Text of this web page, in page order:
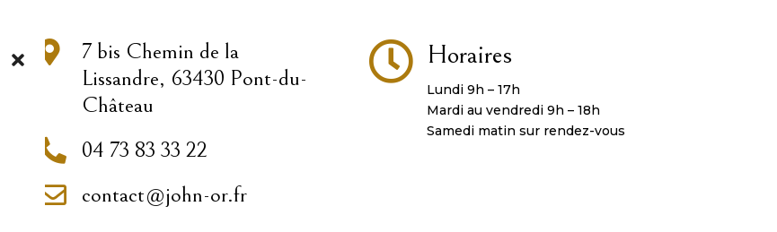

7 bis Chemin de la
Lissandre, 63430 Pont-du-
Château
 04 73 83 33 22
 contact@john-or.fr
 Horaires
Lundi 9h – 17h
Mardi au vendredi 9h – 18h
Samedi matin sur rendez-vous